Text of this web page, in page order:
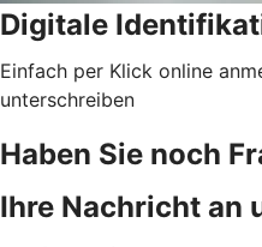
Digitale
Einfach per Klick online
unterschreiben
Haben Sie noch
Ihre Nachricht an